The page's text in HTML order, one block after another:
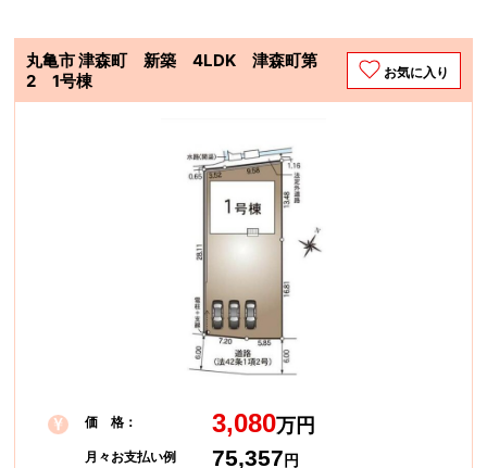
丸亀市 津森町 新築 4LDK 津森町第
2 1号棟
お気に入り
価 格： 3,080万円
月々お支払い例 75,357 円